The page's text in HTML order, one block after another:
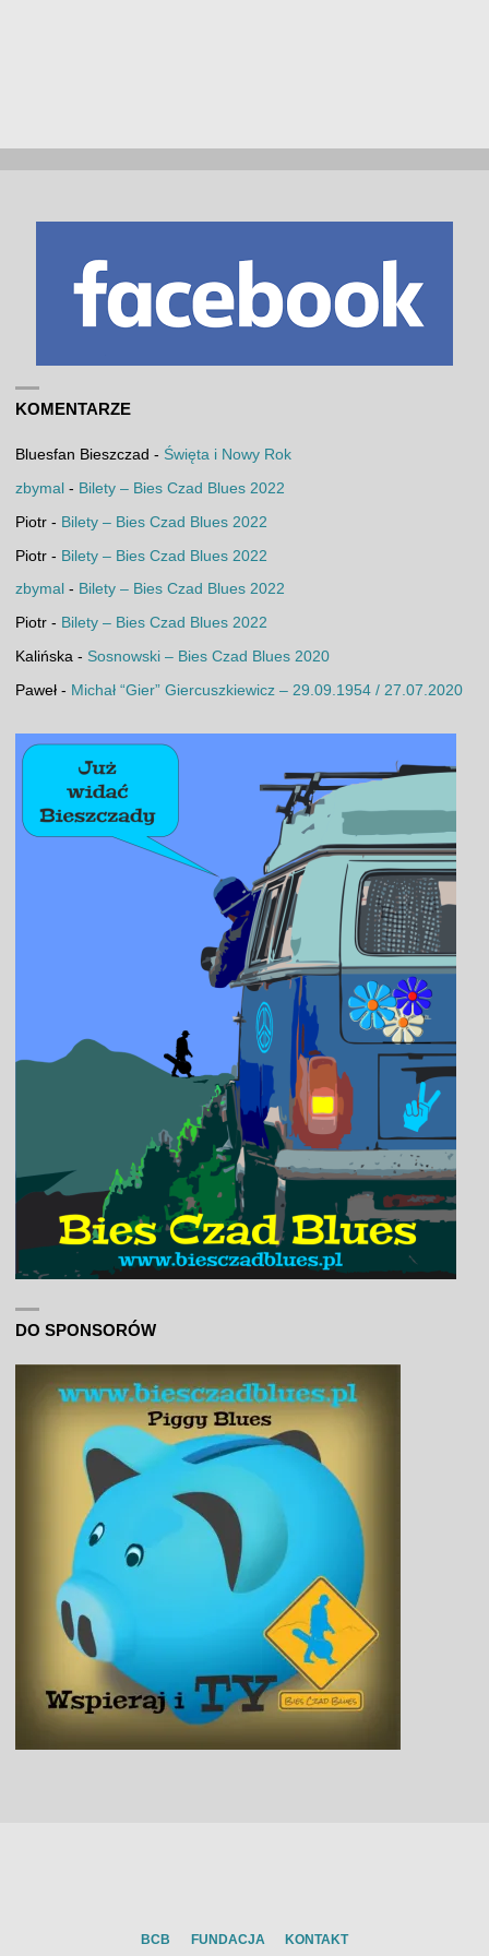
KOMENTARZE
Bluesfan Bieszczad - Święta i Nowy Rok
zbymal - Bilety – Bies Czad Blues 2022
Piotr- Bilety – Bies Czad Blues 2022
Piotr- Bilety – Bies Czad Blues 2022
zbymal - Bilety – Bies Czad Blues 2022
Piotr- Bilety – Bies Czad Blues 2022
Kalińska - Sosnowski – Bies Czad Blues 2020
Paweł- Michał “Gier” Giercuszkiewicz – 29.09.1954 / 27.07.2020
DO SPONSORÓW
BCB FUNDACJA KONTAKT